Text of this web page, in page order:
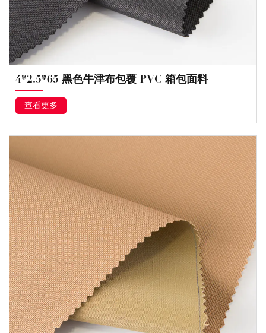
4*2.5*65 黑色牛津布包覆 PVC 箱包面料
查看更多